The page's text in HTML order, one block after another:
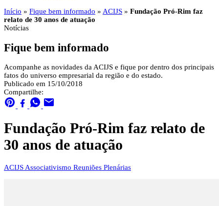
Início » Fique bem informado » ACIJS » Fundação Pró-Rim faz
relato de 30 anos de atuação
Notícias
Fique bem informado
Acompanhe as novidades da ACIJS e fique por dentro dos principais
fatos do universo empresarial da região e do estado.
Publicado em 15/10/2018
Compartilhe:
Fundação Pró-Rim faz relato de
30 anos de atuação
ACIJS Associativismo Reuniões Plenárias